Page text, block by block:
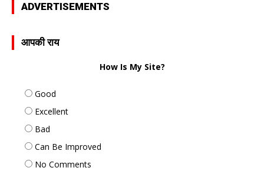
ADVERTISEMENTS
आपकी राय
How Is My Site?
Good
Excellent
Bad
Can Be Improved
No Comments